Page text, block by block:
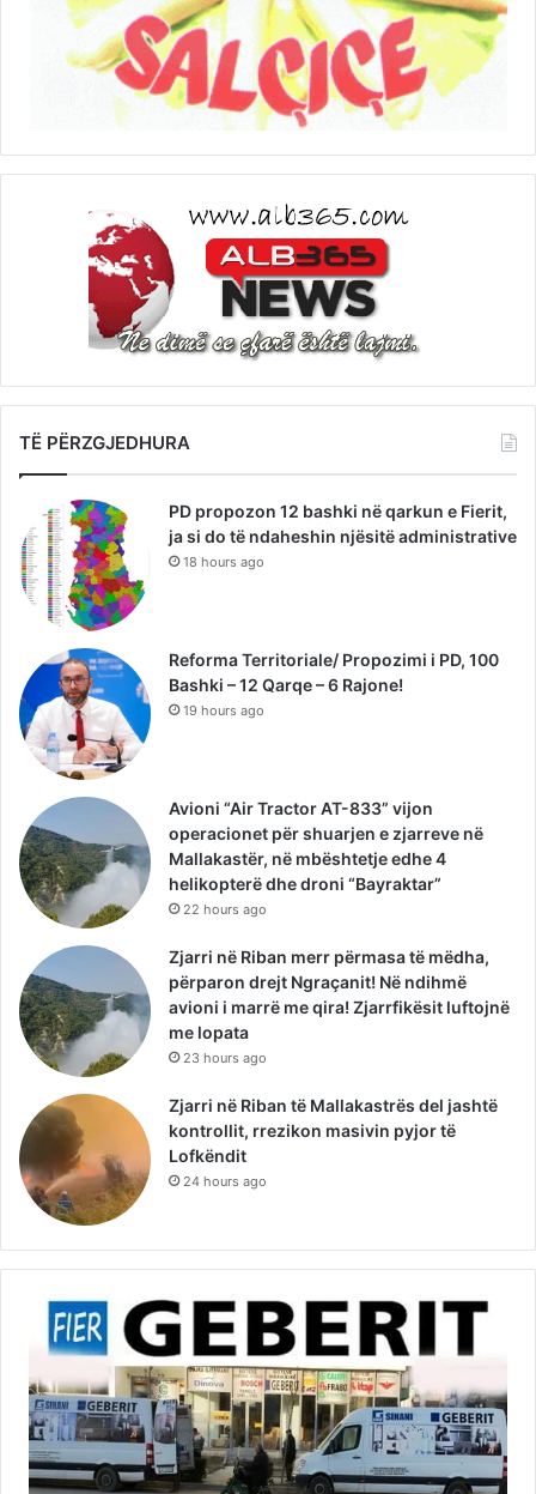
TË PËRZGJEDHURA
PD propozon 12 bashki në qarkun e Fierit,
ja si do të ndaheshin njësitë administrative
18 hours ago
Reforma Territoriale/ Propozimi i PD, 100
Bashki – 12 Qarqe – 6 Rajone!
19 hours ago
Avioni “Air Tractor AT-833” vijon
operacionet për shuarjen e zjarreve në
Mallakastër, në mbështetje edhe 4
helikopterë dhe droni “Bayraktar”
22 hours ago
Zjarri në Riban merr përmasa të mëdha,
përparon drejt Ngraçanit! Në ndihmë
avioni i marrë me qira! Zjarrfikësit luftojnë
me lopata
23 hours ago
Zjarri në Riban të Mallakastrës del jashtë
kontrollit, rrezikon masivin pyjor të
Lofkëndit
24 hours ago